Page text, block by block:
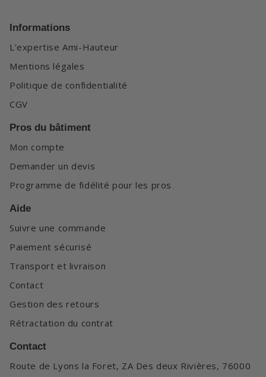
Informations
L'expertise Ami-Hauteur
Mentions légales
Politique de confidentialité
CGV
Pros du bâtiment
Mon compte
Demander un devis
Programme de fidélité pour les pros
Aide
Suivre une commande
Paiement sécurisé
Transport et livraison
Contact
Gestion des retours
Rétractation du contrat
Contact
Route de Lyons la Foret, ZA Des deux Rivières, 76000